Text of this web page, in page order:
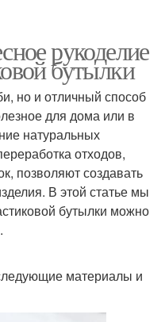
рукоделие
бутылки
но и отличный способ
для дома или в
натуральных
отходов,
позволяют создавать
В этой статье мы
бутылки можно
материалы и